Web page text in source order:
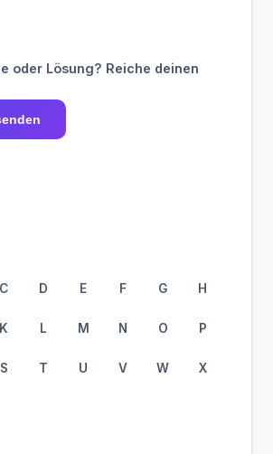
oder Lösung? Reiche deinen
senden
C D E F G H
K L M N O P
S T U V W X